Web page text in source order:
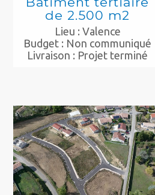
de 2.500 m2
Lieu : Valence
Budget : Non communiqué
Livraison : Projet terminé